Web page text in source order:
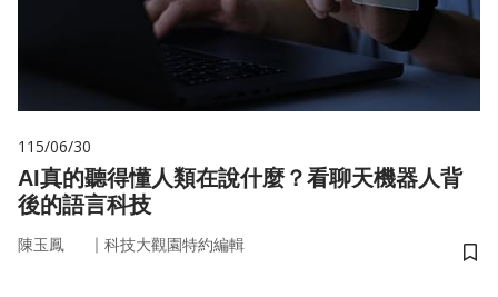
115/06/30
AI真的聽得懂人類在說什麼？看聊天機器人背
後的語言科技
陳玉鳳 ｜ 科技大觀園特約編輯
儲